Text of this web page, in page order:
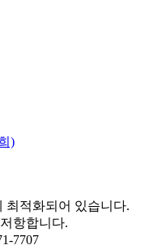
)
최적화되어 있습니다.
항합니다.
7707